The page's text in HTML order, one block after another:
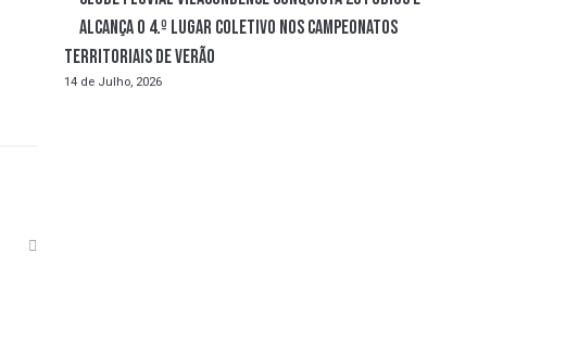
alcança o 4.º lugar coletivo nos Campeonatos
Territoriais de Verão
14 de Julho, 2026